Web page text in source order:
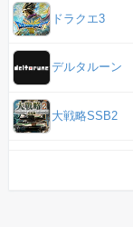
ドラクエ3
デルタルーン
大戦略SSB2